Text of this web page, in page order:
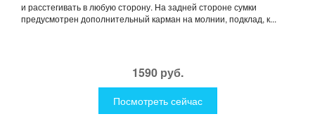
и расстегивать в любую сторону. На задней стороне сумки
предусмотрен дополнительный карман на молнии, подклад, к...
1590 руб.
Посмотреть сейчас